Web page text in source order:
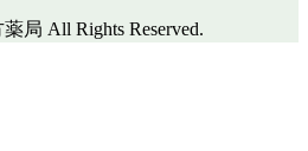
局 All Rights Reserved.